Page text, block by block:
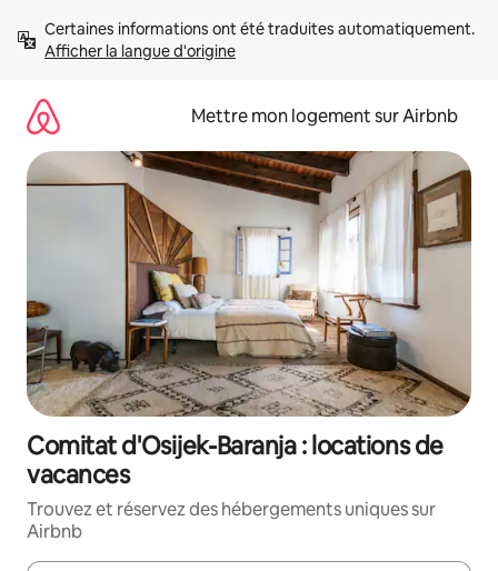
directement
Afficher la langue d'origine
Mettre mon logement sur Airbnb
Comitat d'Osijek-Baranja : locations de
vacances
Trouvez et réservez des hébergements uniques sur
Airbnb